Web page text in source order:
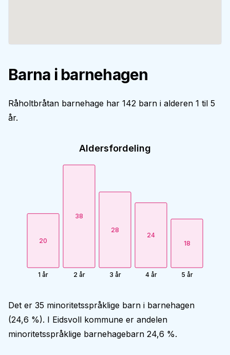
Barna i barnehagen
Råholtbråtan barnehage har 142 barn i alderen 1 til 5
år.
Aldersfordeling
20
1 år
38
2 år
28
3 år
24
4 år
18
5 år
Det er 35 minoritetsspråklige barn i barnehagen
(24,6 %). I Eidsvoll kommune er andelen
minoritetsspråklige barnehagebarn 24,6 %.